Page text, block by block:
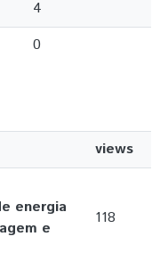
4
0
views
energia
e
118